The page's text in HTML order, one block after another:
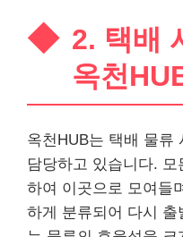
2. 택배
옥천
옥천HUB는 택배 물류
담당하고 있습니다.
하여 이곳으로 모여들
하게 분류되어 다시